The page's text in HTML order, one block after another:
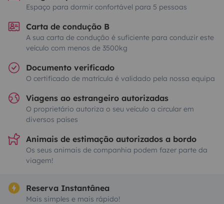
Espaço para dormir confortável para 5 pessoas
Carta de condução B
A sua carta de condução é suficiente para conduzir este
veículo com menos de 3500kg
Documento verificado
O certificado de matrícula é validado pela nossa equipa
Viagens ao estrangeiro autorizadas
O proprietário autoriza o seu veículo a circular em
diversos países
Animais de estimação autorizados a bordo
Os seus animais de companhia podem fazer parte da
viagem!
Reserva Instantânea
Mais simples e mais rápido!